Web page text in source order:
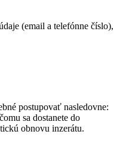
(email a telefónne číslo),
postupovať nasledovne:
sa dostanete do
obnovu inzerátu.